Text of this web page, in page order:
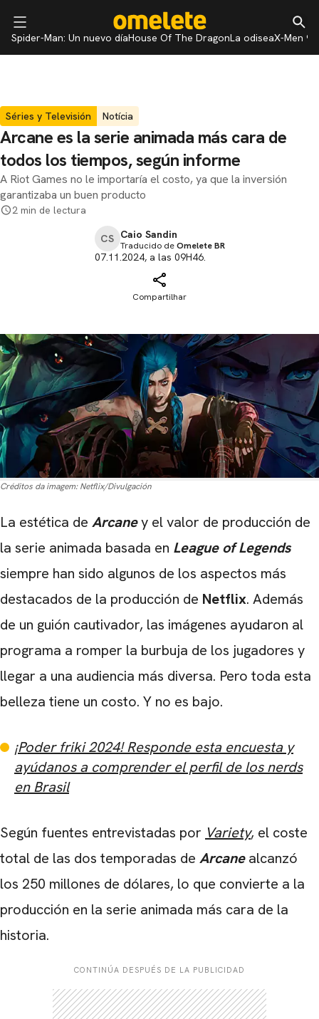
Spider-Man: Un nuevo díaHouse Of The DragonLa odiseaX-Men 97
Séries y Televisión Notícia
Arcane es la serie animada más cara de
todos los tiempos, según informe
A Riot Games no le importaría el costo, ya que la inversión
garantizaba un buen producto
2 min de lectura
CS Caio Sandin
Traducido deOmelete BR
07.11.2024, a las 09H46.
Compartilhar
Créditos da imagem: Netflix/Divulgación
La estética de Arcaney el valor de producción de
la serie animada basada en League of Legends
siempre han sido algunos de los aspectos más
destacados de la producción de Netflix. Además
de un guión cautivador, las imágenes ayudaron al
programa a romper la burbuja de los jugadores y
llegar a una audiencia más diversa. Pero toda esta
belleza tiene un costo. Y no es bajo.
¡Poder friki 2024! Responde esta encuesta y
ayúdanos a comprender el perfil de los nerds
en Brasil
Según fuentes entrevistadas por Variety, el coste
total de las dos temporadas de Arcanealcanzó
los 250 millones de dólares, lo que convierte a la
producción en la serie animada más cara de la
historia.
CONTINÚA DESPUÉS DE LA PUBLICIDAD